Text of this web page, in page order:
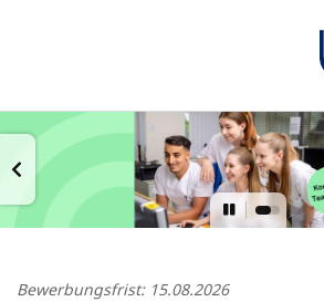
Bewerbungsfrist: 15.08.2026